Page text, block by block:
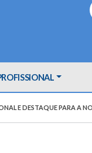
E DESTAQUE PARA A